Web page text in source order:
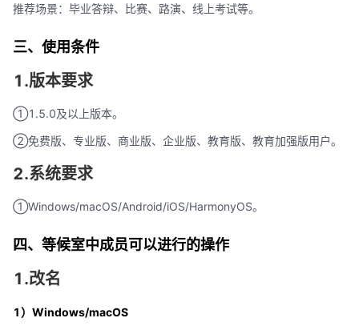
推荐场景：毕业答辩、比赛、路演、线上考试等。
三、使用条件
1.版本要求
①1.5.0及以上版本。
②免费版、专业版、商业版、企业版、教育版、教育加强版用户。
2.系统要求
①Windows/macOS/Android/iOS/HarmonyOS。
四、等候室中成员可以进行的操作
1.改名
1）Windows/macOS